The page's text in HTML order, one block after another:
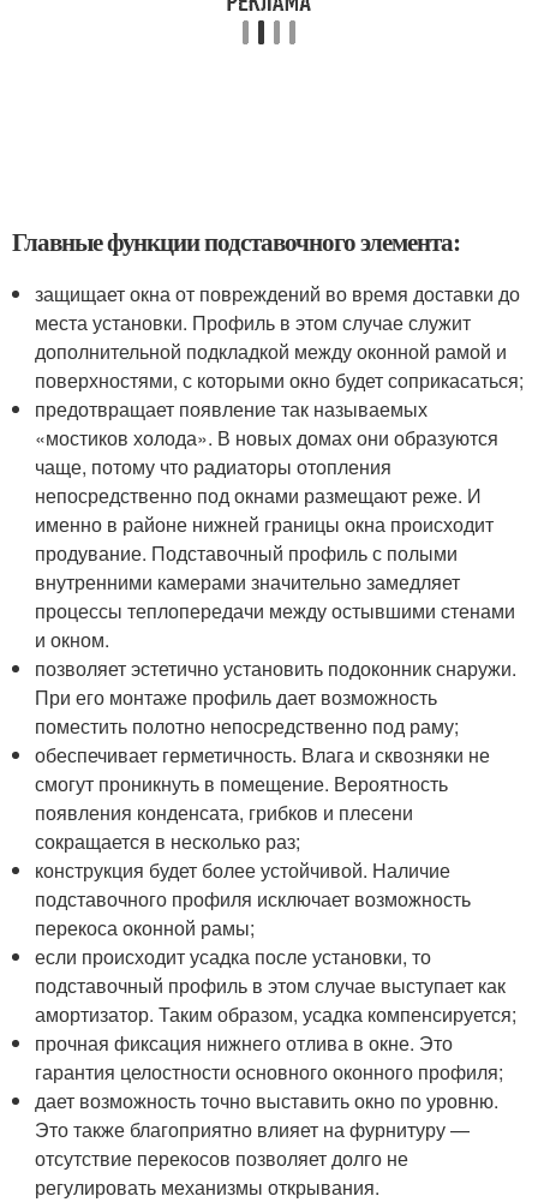
Главные функции подставочного элемента:
защищает окна от повреждений во время доставки до
места установки. Профиль в этом случае служит
дополнительной подкладкой между оконной рамой и
поверхностями, с которыми окно будет соприкасаться;
предотвращает появление так называемых
«мостиков холода». В новых домах они образуются
чаще, потому что радиаторы отопления
непосредственно под окнами размещают реже. И
именно в районе нижней границы окна происходит
продувание. Подставочный профиль с полыми
внутренними камерами значительно замедляет
процессы теплопередачи между остывшими стенами
и окном.
позволяет эстетично установить подоконник снаружи.
При его монтаже профиль дает возможность
поместить полотно непосредственно под раму;
обеспечивает герметичность. Влага и сквозняки не
смогут проникнуть в помещение. Вероятность
появления конденсата, грибков и плесени
сокращается в несколько раз;
конструкция будет более устойчивой. Наличие
подставочного профиля исключает возможность
перекоса оконной рамы;
если происходит усадка после установки, то
подставочный профиль в этом случае выступает как
амортизатор. Таким образом, усадка компенсируется;
прочная фиксация нижнего отлива в окне. Это
гарантия целостности основного оконного профиля;
дает возможность точно выставить окно по уровню.
Это также благоприятно влияет на фурнитуру —
отсутствие перекосов позволяет долго не
регулировать механизмы открывания.